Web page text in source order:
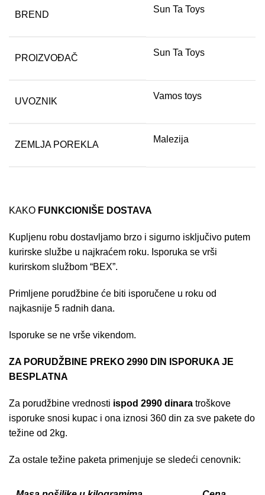
BREND
Sun Ta Toys
PROIZVOĐAČ
Sun Ta Toys
UVOZNIK
Vamos toys
ZEMLJA POREKLA
Malezija
KAKO FUNKCIONIŠE DOSTAVA
Kupljenu robu dostavljamo brzo i sigurno isključivo putem
kurirske službe u najkraćem roku. Isporuka se vrši
kurirskom službom “BEX”.
Primljene porudžbine će biti isporučene u roku od
najkasnije 5 radnih dana.
Isporuke se ne vrše vikendom.
ZA PORUDŽBINE PREKO 2990 DIN ISPORUKA JE
BESPLATNA
Za porudžbine vrednosti ispod 2990 dinara troškove
isporuke snosi kupac i ona iznosi 360 din za sve pakete do
težine od 2kg.
Za ostale težine paketa primenjuje se sledeći cenovnik: